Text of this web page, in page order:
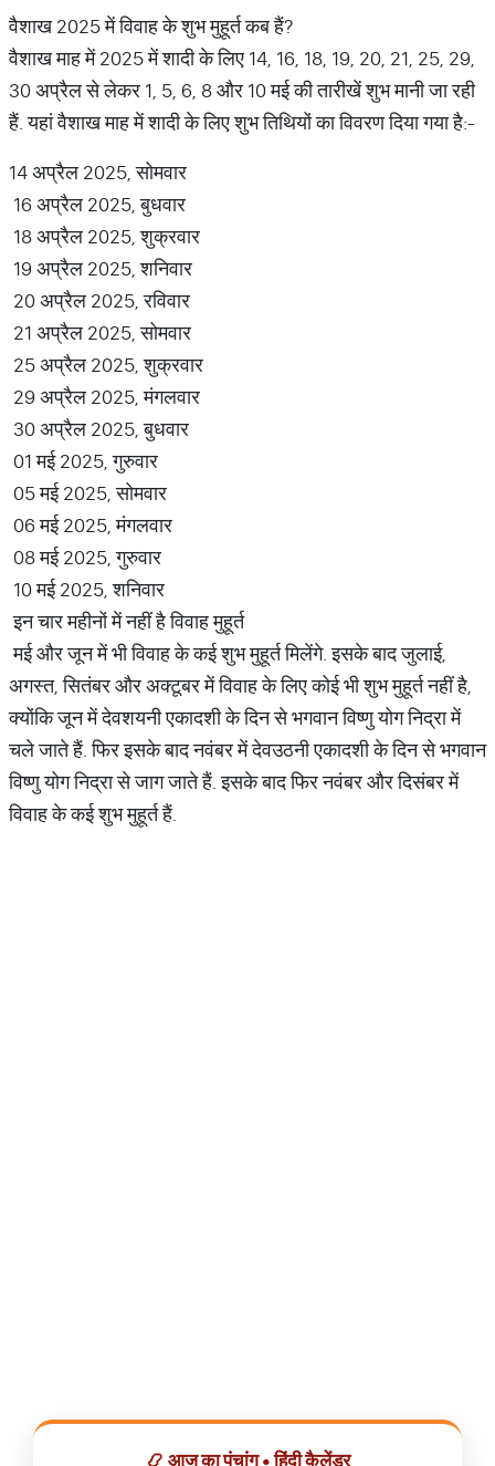
वैशाख 2025 में विवाह के शुभ मुहूर्त कब हैं?
वैशाख माह में 2025 में शादी के लिए 14, 16, 18, 19, 20, 21, 25, 29,
30 अप्रैल से लेकर 1, 5, 6, 8 और 10 मई की तारीखें शुभ मानी जा रही
हैं. यहां वैशाख माह में शादी के लिए शुभ तिथियों का विवरण दिया गया है:-
14 अप्रैल 2025, सोमवार
16 अप्रैल 2025, बुधवार
18 अप्रैल 2025, शुक्रवार
19 अप्रैल 2025, शनिवार
20 अप्रैल 2025, रविवार
21 अप्रैल 2025, सोमवार
25 अप्रैल 2025, शुक्रवार
29 अप्रैल 2025, मंगलवार
30 अप्रैल 2025, बुधवार
01 मई 2025, गुरुवार
05 मई 2025, सोमवार
06 मई 2025, मंगलवार
08 मई 2025, गुरुवार
10 मई 2025, शनिवार
इन चार महीनों में नहीं है विवाह मुहूर्त
मई और जून में भी विवाह के कई शुभ मुहूर्त मिलेंगे. इसके बाद जुलाई,
अगस्त, सितंबर और अक्टूबर में विवाह के लिए कोई भी शुभ मुहूर्त नहीं है,
क्योंकि जून में देवशयनी एकादशी के दिन से भगवान विष्णु योग निद्रा में
चले जाते हैं. फिर इसके बाद नवंबर में देवउठनी एकादशी के दिन से भगवान
विष्णु योग निद्रा से जाग जाते हैं. इसके बाद फिर नवंबर और दिसंबर में
विवाह के कई शुभ मुहूर्त हैं.
📿 आज का पंचांग • हिंदी कैलेंडर